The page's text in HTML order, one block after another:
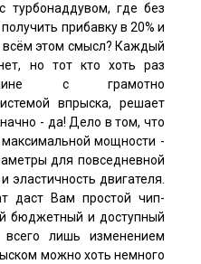
турбонаддувом, где без
прибавку в 20% и
всём этом смысл? Каждый
но тот кто хоть раз
с грамотно
впрыска, решает
- да! Дело в том, что
мощности -
для повседневной
эластичность двигателя.
даст Вам простой чип-
бюджетный и доступный
всего лишь изменением
можно хоть немного